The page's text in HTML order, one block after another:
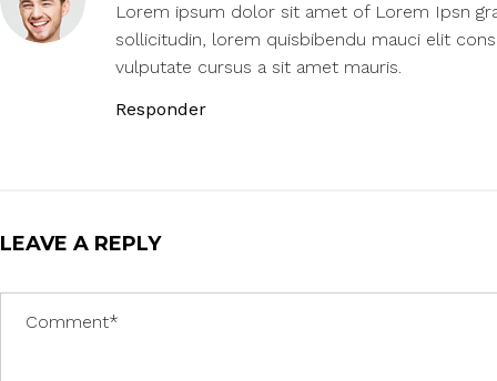
Lorem ipsum dolor sit amet of Lorem Ipsn
sollicitudin, lorem quisbibendu mauci elit
vulputate cursus a sit amet mauris.
Responder
LEAVE A REPLY